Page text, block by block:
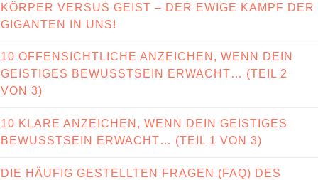
KÖRPER VERSUS GEIST – DER EWIGE KAMPF DER
GIGANTEN IN UNS!
10 OFFENSICHTLICHE ANZEICHEN, WENN DEIN
GEISTIGES BEWUSSTSEIN ERWACHT… (TEIL 2
VON 3)
10 KLARE ANZEICHEN, WENN DEIN GEISTIGES
BEWUSSTSEIN ERWACHT… (TEIL 1 VON 3)
DIE HÄUFIG GESTELLTEN FRAGEN (FAQ) DES